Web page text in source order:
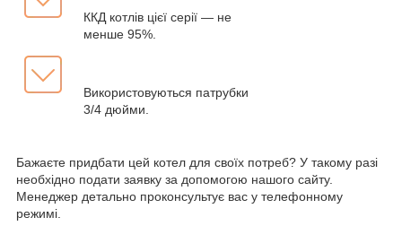
ККД котлів цієї серії — не
менше 95%.
Використовуються патрубки
3/4 дюйми.
Бажаєте придбати цей котел для своїх потреб? У такому разі
необхідно подати заявку за допомогою нашого сайту.
Менеджер детально проконсультує вас у телефонному
режимі.